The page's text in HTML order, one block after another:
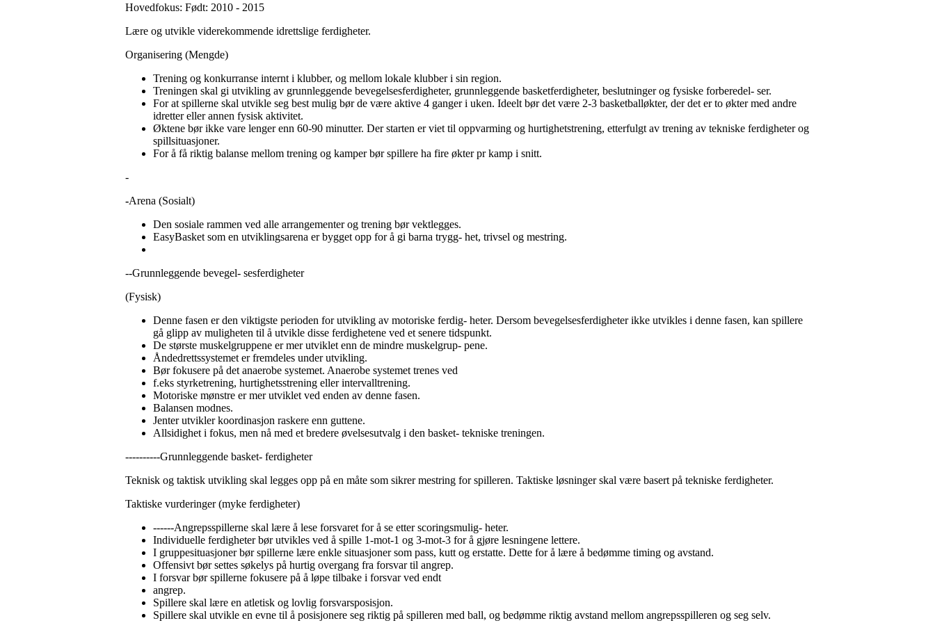
Hovedfokus: Født: 2010 - 2015
Lære og utvikle viderekommende idrettslige ferdigheter.
Organisering (Mengde)
Trening og konkurranse internt i klubber, og mellom lokale klubber i sin region.
Treningen skal gi utvikling av grunnleggende bevegelsesferdigheter, grunnleggende basketferdigheter, beslutninger og fysiske forberedel- ser.
For at spillerne skal utvikle seg best mulig bør de være aktive 4 ganger i uken. Ideelt bør det være 2-3 basketballøkter, der det er to økter med andre
idretter eller annen fysisk aktivitet.
Øktene bør ikke vare lenger enn 60-90 minutter. Der starten er viet til oppvarming og hurtighetstrening, etterfulgt av trening av tekniske ferdigheter og
spillsituasjoner.
For å få riktig balanse mellom trening og kamper bør spillere ha fire økter pr kamp i snitt.
-
-Arena (Sosialt)
Den sosiale rammen ved alle arrangementer og trening bør vektlegges.
EasyBasket som en utviklingsarena er bygget opp for å gi barna trygg- het, trivsel og mestring.
--Grunnleggende bevegel- sesferdigheter
(Fysisk)
Denne fasen er den viktigste perioden for utvikling av motoriske ferdig- heter. Dersom bevegelsesferdigheter ikke utvikles i denne fasen, kan spillere
gå glipp av muligheten til å utvikle disse ferdighetene ved et senere tidspunkt.
De største muskelgruppene er mer utviklet enn de mindre muskelgrup- pene.
Åndedrettssystemet er fremdeles under utvikling.
Bør fokusere på det anaerobe systemet. Anaerobe systemet trenes ved
f.eks styrketrening, hurtighetsstrening eller intervalltrening.
Motoriske mønstre er mer utviklet ved enden av denne fasen.
Balansen modnes.
Jenter utvikler koordinasjon raskere enn guttene.
Allsidighet i fokus, men nå med et bredere øvelsesutvalg i den basket- tekniske treningen.
----------Grunnleggende basket- ferdigheter
Teknisk og taktisk utvikling skal legges opp på en måte som sikrer mestring for spilleren. Taktiske løsninger skal være basert på tekniske ferdigheter.
Taktiske vurderinger (myke ferdigheter)
------Angrepsspillerne skal lære å lese forsvaret for å se etter scoringsmulig- heter.
Individuelle ferdigheter bør utvikles ved å spille 1-mot-1 og 3-mot-3 for å gjøre lesningene lettere.
I gruppesituasjoner bør spillerne lære enkle situasjoner som pass, kutt og erstatte. Dette for å lære å bedømme timing og avstand.
Offensivt bør settes søkelys på hurtig overgang fra forsvar til angrep.
I forsvar bør spillerne fokusere på å løpe tilbake i forsvar ved endt
angrep.
Spillere skal lære en atletisk og lovlig forsvarsposisjon.
Spillere skal utvikle en evne til å posisjonere seg riktig på spilleren med ball, og bedømme riktig avstand mellom angrepsspilleren og seg selv.